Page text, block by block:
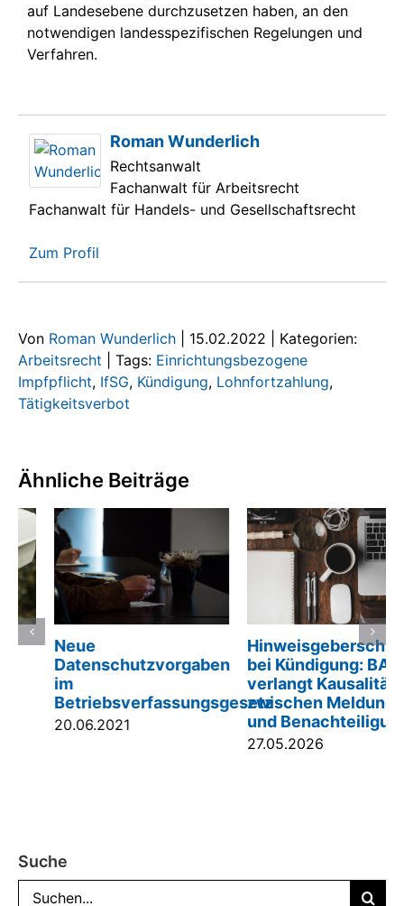
auf Landesebene durchzusetzen haben, an den
notwendigen landesspezifischen Regelungen und
Verfahren.
Roman Wunderlich
Rechtsanwalt
Fachanwalt für Arbeitsrecht
Fachanwalt für Handels- und Gesellschaftsrecht
Zum Profil
Von Roman Wunderlich 15.02.2022
Kategorien:
Arbeitsrecht
Tags: Einrichtungsbezogene
Impfpflicht, IfSG, Kündigung, Lohnfortzahlung,
Tätigkeitsverbot
Ähnliche Beiträge
Neue
Datenschutzvorgaben
Betriebsverfassungsgesetz
20.06.2021
Hinweisgeberschutz
bei Kündigung: BAG
verlangt Kausalität
zwischen Meldung
und Benachteiligung
27.05.2026
Suche
Suche